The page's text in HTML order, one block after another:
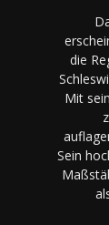
die
Mit
Sein